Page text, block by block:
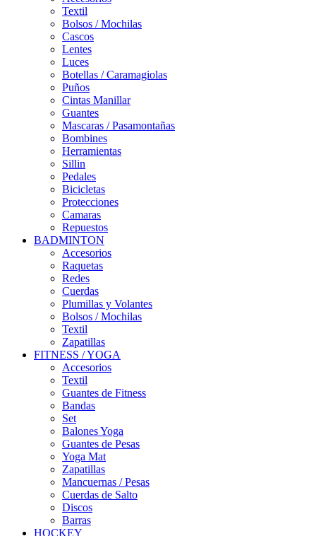
Textil
Bolsos / Mochilas
Cascos
Lentes
Luces
Botellas / Caramagiolas
Puños
Cintas Manillar
Guantes
Mascaras / Pasamontañas
Bombines
Herramientas
Sillin
Pedales
Bicicletas
Protecciones
Camaras
Repuestos
BADMINTON
Accesorios
Raquetas
Redes
Cuerdas
Plumillas y Volantes
Bolsos / Mochilas
Textil
Zapatillas
FITNESS / YOGA
Accesorios
Textil
Guantes de Fitness
Bandas
Set
Balones Yoga
Guantes de Pesas
Yoga Mat
Zapatillas
Mancuernas / Pesas
Cuerdas de Salto
Discos
Barras
HOCKEY